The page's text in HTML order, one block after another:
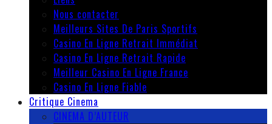
Nous contacter
Meilleurs Sites De Paris Sportifs
Casino En Ligne Retrait Immédiat
Casino En Ligne Retrait Rapide
Meilleur Casino En Ligne France
Casino En Ligne Fiable
Critique Cinema
CINEMA D’AUTEUR